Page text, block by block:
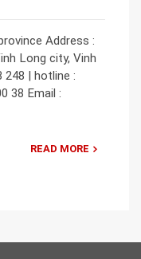
Address :
Long city, Vinh
248 | hotline :
38 Email :
READ MORE